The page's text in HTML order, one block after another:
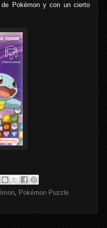
Pokémon y con un cierto
Pokémon Puzzle